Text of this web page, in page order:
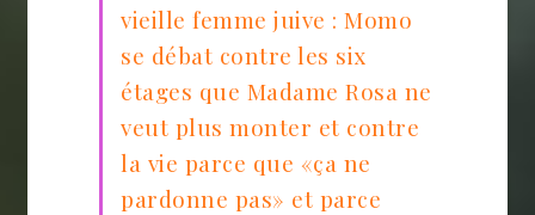
vieille femme juive : Momo
se débat contre les six
étages que Madame Rosa ne
veut plus monter et contre
la vie parce que «ça ne
pardonne pas» et parce